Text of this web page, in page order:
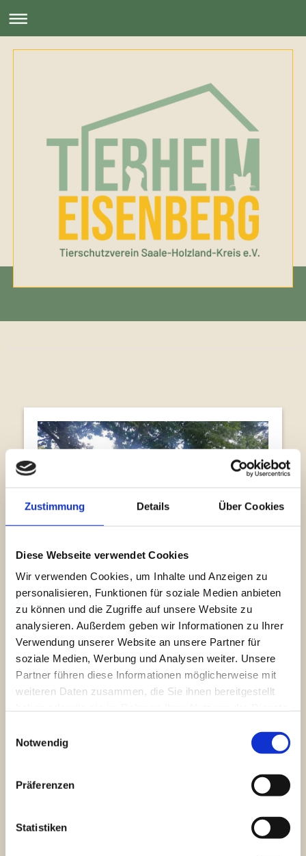
Zustimmung Details Über Cookies
Diese Webseite verwendet Cookies
Wir verwenden Cookies, um Inhalte und Anzeigen zu
personalisieren, Funktionen für soziale Medien anbieten
zu können und die Zugriffe auf unsere Website zu
analysieren. Außerdem geben wir Informationen zu Ihrer
Verwendung unserer Website an unsere Partner für
soziale Medien, Werbung und Analysen weiter. Unsere
Partner führen diese Informationen möglicherweise mit
weiteren Daten zusammen, die Sie ihnen bereitgestellt
Notwendig
Präferenzen
Statistiken
Reparatur unserer Freigänger-villa
Hier geht es zur Fotostrecke